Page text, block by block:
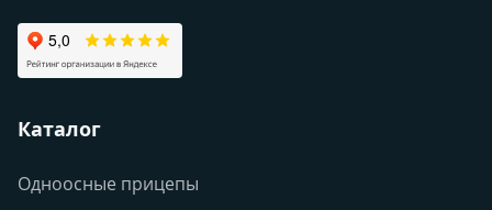
Каталог
Одноосные прицепы